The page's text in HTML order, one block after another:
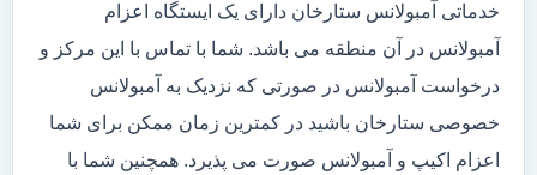
خدماتی آمبولانس ستارخان دارای یک ایستگاه اعزام
آمبولانس در آن منطقه می باشد. شما با تماس با این مرکز و
درخواست آمبولانس در صورتی که نزدیک به آمبولانس
خصوصی ستارخان باشید در کمترین زمان ممکن برای شما
اعزام اکیپ و آمبولانس صورت می پذیرد. همچنین شما با